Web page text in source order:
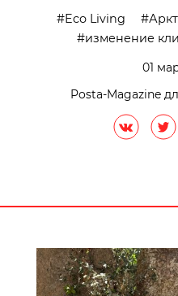
Eco Living
изменение
01
Posta-Magazine